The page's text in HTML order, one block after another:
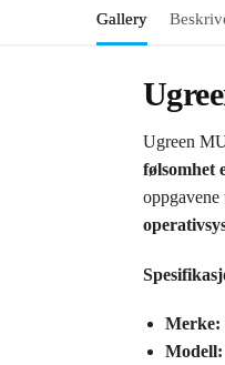
Gallery
Ugreen
følsomhet
oppgavene
Merke:
Modell: